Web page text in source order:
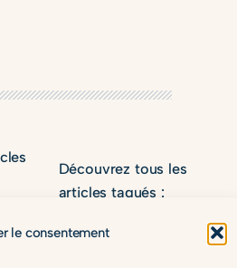
le consentement
Découvrez tous les
articles tagués :